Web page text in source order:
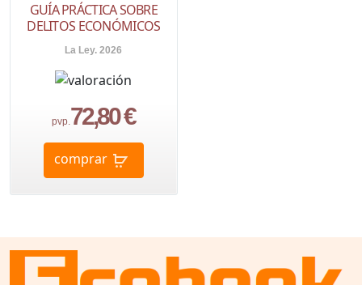
GUÍA PRÁCTICA SOBRE
DELITOS ECONÓMICOS
La Ley. 2026
pvp.72,80 €
comprar